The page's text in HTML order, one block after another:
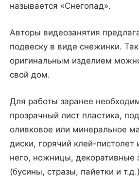
называется «Снегопад».
Авторы видеозанятия
подвеску в виде снежинки.
оригинальным изделием
свой дом.
Для работы заранее
прозрачный лист пластика,
оливковое или минеральное
диски, горячий клей-пистолет
него, ножницы, декоративные
(бусины, стразы, пайетки и